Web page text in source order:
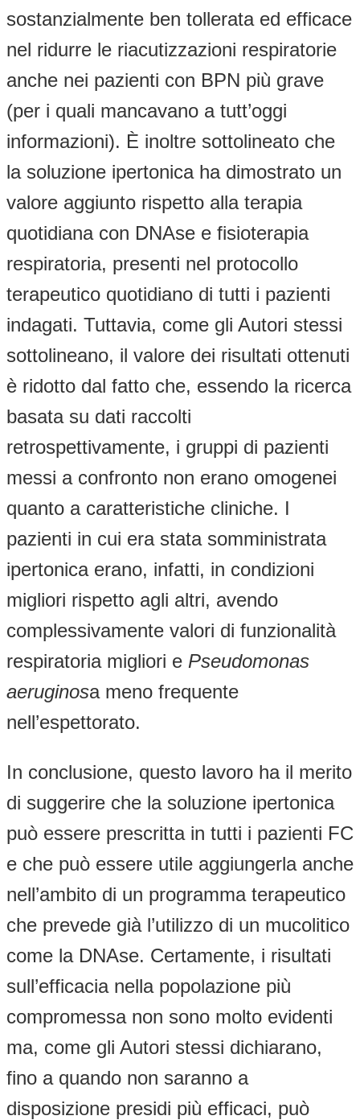
sostanzialmente ben tollerata ed efficace
nel ridurre le riacutizzazioni respiratorie
anche nei pazienti con BPN più grave
(per i quali mancavano a tutt’oggi
informazioni). È inoltre sottolineato che
la soluzione ipertonica ha dimostrato un
valore aggiunto rispetto alla terapia
quotidiana con DNAse e fisioterapia
respiratoria, presenti nel protocollo
terapeutico quotidiano di tutti i pazienti
indagati. Tuttavia, come gli Autori stessi
sottolineano, il valore dei risultati ottenuti
è ridotto dal fatto che, essendo la ricerca
basata su dati raccolti
retrospettivamente, i gruppi di pazienti
messi a confronto non erano omogenei
quanto a caratteristiche cliniche. I
pazienti in cui era stata somministrata
ipertonica erano, infatti, in condizioni
migliori rispetto agli altri, avendo
complessivamente valori di funzionalità
respiratoria migliori e Pseudomonas
aeruginosa meno frequente
nell’espettorato.
In conclusione, questo lavoro ha il merito
di suggerire che la soluzione ipertonica
può essere prescritta in tutti i pazienti FC
e che può essere utile aggiungerla anche
nell’ambito di un programma terapeutico
che prevede già l’utilizzo di un mucolitico
come la DNAse. Certamente, i risultati
sull’efficacia nella popolazione più
compromessa non sono molto evidenti
ma, come gli Autori stessi dichiarano,
fino a quando non saranno a
disposizione presidi più efficaci, può